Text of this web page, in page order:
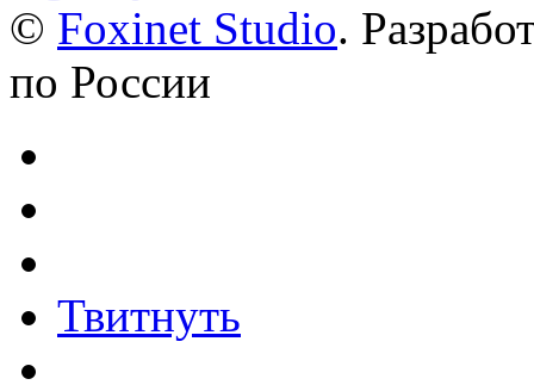
© Foxinet Studio.
по России
Твитнуть